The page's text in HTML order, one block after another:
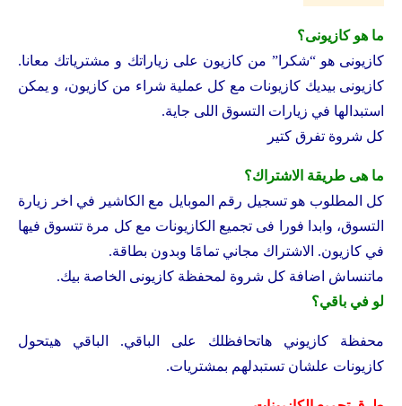
ما هو كازيونى؟
كازيونى هو “شكرا” من كازيون على زياراتك و مشترياتك معانا.
كازيونى بيديك كازيونات مع كل عملية شراء من كازيون، و يمكن
استبدالها في زيارات التسوق اللى جاية.
كل شروة تفرق كتير
ما هى طريقة الاشتراك؟
كل المطلوب هو تسجيل رقم الموبايل مع الكاشير في اخر زيارة
التسوق، وابدا فورا فى تجميع الكازيونات مع كل مرة تتسوق فيها
في كازيون. الاشتراك مجاني تمامًا وبدون بطاقة.
ماتنساش اضافة كل شروة لمحفظة كازيونى الخاصة بيك.
لو في باقي؟
محفظة كازيوني هاتحافظلك على الباقي. الباقي هيتحول
كازيونات علشان تستبدلهم بمشتريات.